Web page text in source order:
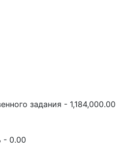
задания - 1,184,000.00
- 0.00